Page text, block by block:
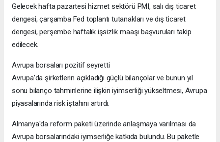
Gelecek hafta pazartesi hizmet sektörü PMI, salı dış ticaret
dengesi, çarşamba Fed toplantı tutanakları ve dış ticaret
dengesi, perşembe haftalık işsizlik maaşı başvuruları takip
edilecek.
Avrupa borsaları pozitif seyretti
Avrupa'da şirketlerin açıkladığı güçlü bilançolar ve bunun yıl
sonu bilanço tahminlerine ilişkin iyimserliği yükseltmesi, Avrupa
piyasalarında risk iştahını artırdı.
Almanya'da reform paketi üzerinde anlaşmaya varılması da
Avrupa borsalarındaki iyimserliğe katkıda bulundu. Bu paketle